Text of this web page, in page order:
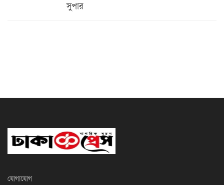
সুপার
যোগাযোগ